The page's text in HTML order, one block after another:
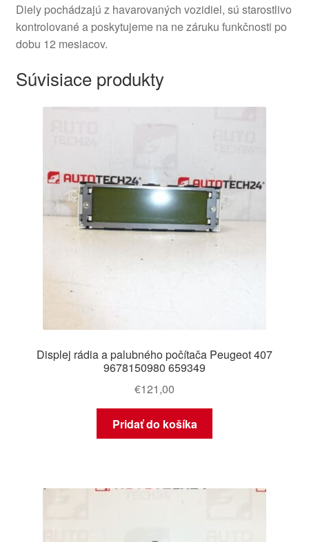
Diely pochádzajú z havarovaných vozidiel, sú starostlivo
kontrolované a poskytujeme na ne záruku funkčnosti po
dobu 12 mesiacov.
Súvisiace produkty
Displej rádia a palubného počítača Peugeot 407
9678150980 659349
€121,00
Pridať do košíka